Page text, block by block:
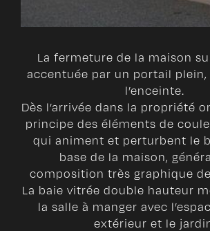
La fermeture de la maison
accentuée par un portail
l’enceinte.
Dès l’arrivée dans la propriété
principe des éléments de
qui animent et perturbent le
base de la maison,
composition très graphique de
La baie vitrée double hauteur
la salle à manger avec
extérieur et le